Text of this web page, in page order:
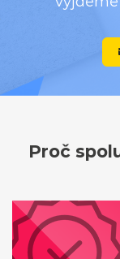
Proč